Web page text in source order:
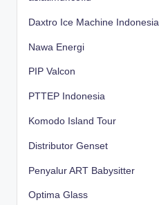
Daxtro Ice Machine Indonesia
Nawa Energi
PIP Valcon
PTTEP Indonesia
Komodo Island Tour
Distributor Genset
Penyalur ART Babysitter
Optima Glass